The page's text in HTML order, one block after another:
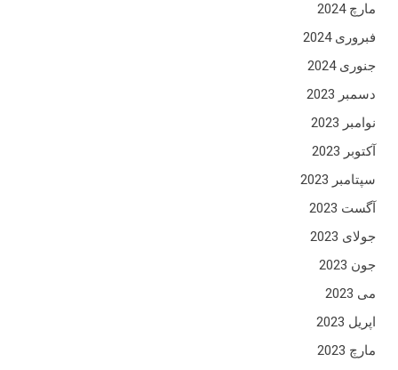
مارچ 2024
فبروری 2024
جنوری 2024
دسمبر 2023
نوامبر 2023
آکتوبر 2023
سپتامبر 2023
آگست 2023
جولای 2023
جون 2023
می 2023
اپریل 2023
مارچ 2023